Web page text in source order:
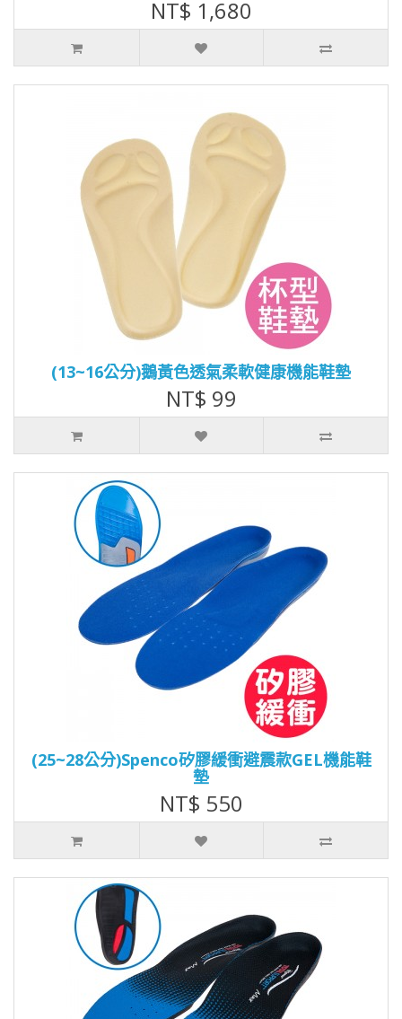
NT$ 1,680
(13~16公分)鵝黃色透氣柔軟健康機能鞋墊
NT$ 99
(25~28公分)Spenco矽膠緩衝避震款GEL機能鞋
墊
NT$ 550